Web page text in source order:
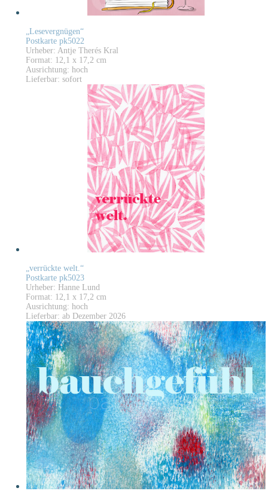
„Lesevergnügen“
Postkarte pk5022
Urheber: Antje Therés Kral
Format: 12,1 x 17,2 cm
Ausrichtung: hoch
Lieferbar: sofort
„verrückte welt.“
Postkarte pk5023
Urheber: Hanne Lund
Format: 12,1 x 17,2 cm
Ausrichtung: hoch
Lieferbar: ab Dezember 2026